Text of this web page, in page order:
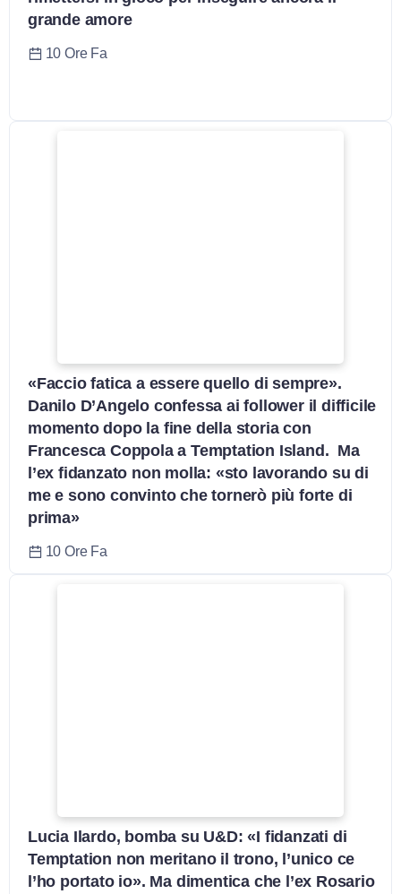
grande amore
10 Ore Fa
«Faccio fatica a essere quello di sempre».
Danilo D’Angelo confessa ai follower il difficile
momento dopo la fine della storia con
Francesca Coppola a Temptation Island. Ma
l’ex fidanzato non molla: «sto lavorando su di
me e sono convinto che tornerò più forte di
prima»
10 Ore Fa
Lucia Ilardo, bomba su U&D: «I fidanzati di
Temptation non meritano il trono, l’unico ce
l’ho portato io». Ma dimentica che l’ex Rosario